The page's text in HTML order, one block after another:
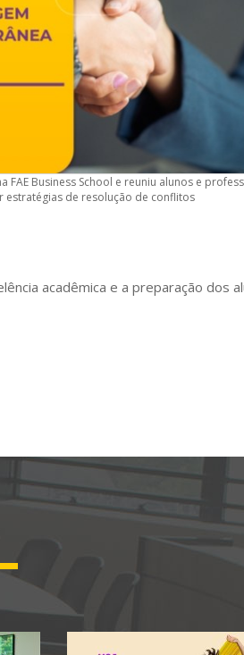
FAE Business School e reuniu alunos e
estratégias de resolução de conflitos
acadêmica e a preparação dos